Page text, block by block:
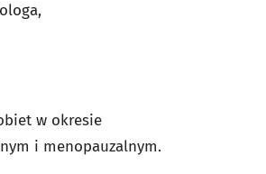
w okresie
i menopauzalnym.